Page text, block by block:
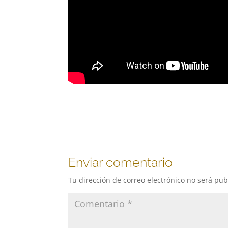
Enviar comentario
Tu dirección de correo electrónico no será